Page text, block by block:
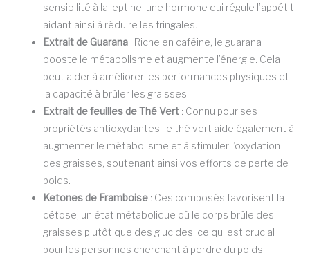
sensibilité à la leptine, une hormone qui régule l’appétit,
aidant ainsi à réduire les fringales.
Extrait de Guarana : Riche en caféine, le guarana
booste le métabolisme et augmente l’énergie. Cela
peut aider à améliorer les performances physiques et
la capacité à brûler les graisses.
Extrait de feuilles de Thé Vert : Connu pour ses
propriétés antioxydantes, le thé vert aide également à
augmenter le métabolisme et à stimuler l’oxydation
des graisses, soutenant ainsi vos efforts de perte de
poids.
Ketones de Framboise : Ces composés favorisent la
cétose, un état métabolique où le corps brûle des
graisses plutôt que des glucides, ce qui est crucial
pour les personnes cherchant à perdre du poids